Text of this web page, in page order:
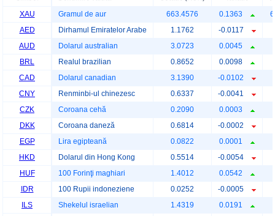
XAU Gramul de aur 663.4576 0.1363
AED
Dirhamul Emiratelor Arabe 1.1762 -0.0117
AUD
Dolarul australian 3.0723 0.0045
BRL
Realul brazilian 0.8652 0.0098
CAD
Dolarul canadian 3.1390 -0.0102
CNY
Renminbi-ul chinezesc 0.6337 -0.0041
CZK
Coroana cehă 0.2090 0.0003
DKK
Coroana daneză 0.6814 -0.0002
EGP
Lira egipteană 0.0822 0.0001
HKD
Dolarul din Hong Kong 0.5514 -0.0054
HUF
100 Forinţi maghiari 1.4012 0.0542
IDR
100 Rupii indoneziene 0.0252 -0.0005
ILS
Shekelul israelian 1.4319 0.0191